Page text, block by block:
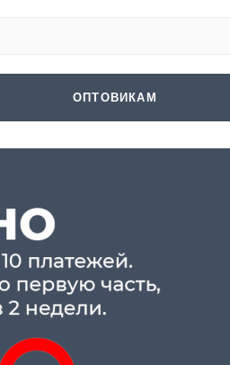
ОПТОВИКАМ